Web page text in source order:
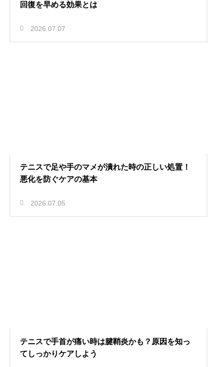
回復を早める効果とは
2026.07.07
テニスで足や手のマメが潰れた時の正しい処置！
悪化を防ぐケアの基本
2026.07.05
テニスで手首が痛い時は腱鞘炎かも？原因を知っ
てしっかりケアしよう